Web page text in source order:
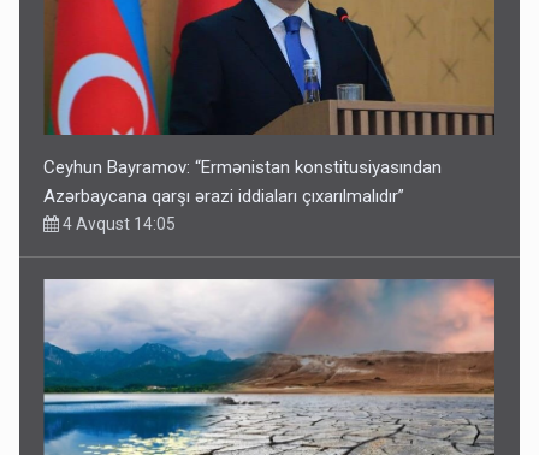
Ceyhun Bayramov: “Ermənistan konstitusiyasından
Azərbaycana qarşı ərazi iddiaları çıxarılmalıdır”
4 Avqust 14:05